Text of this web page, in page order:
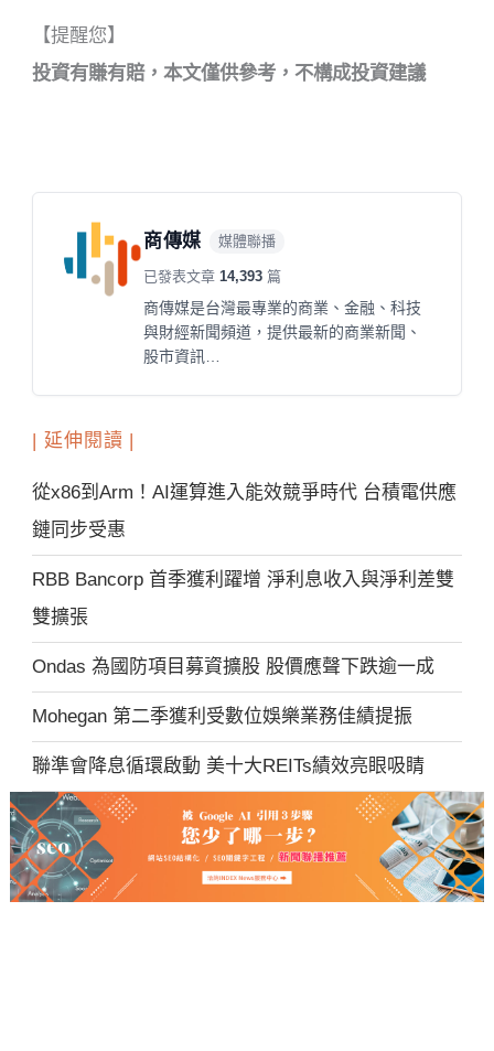
【提醒您】
投資有賺有賠，本文僅供參考，不構成投資建議
商傳媒 媒體聯播
已發表文章 14,393 篇
商傳媒是台灣最專業的商業、金融、科技
與財經新聞頻道，提供最新的商業新聞、
股市資訊…
| 延伸閱讀 |
從x86到Arm！AI運算進入能效競爭時代 台積電供應
鏈同步受惠
RBB Bancorp 首季獲利躍增 淨利息收入與淨利差雙
雙擴張
Ondas 為國防項目募資擴股 股價應聲下跌逾一成
Mohegan 第二季獲利受數位娛樂業務佳績提振
聯準會降息循環啟動 美十大REITs績效亮眼吸睛